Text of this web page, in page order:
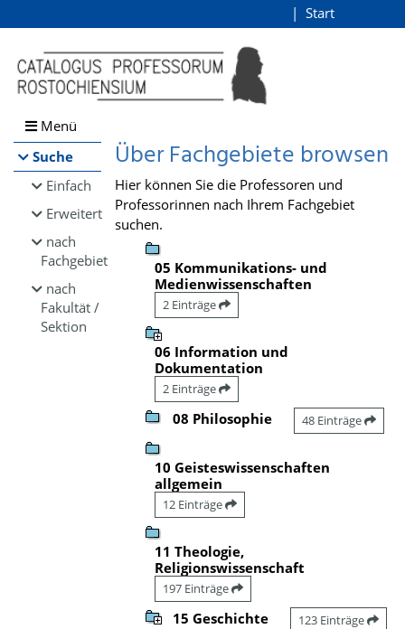
Browsen
direkt zum Inhalt
Start
Menü
Suche
Einfach
Erweitert
nach
Fachgebiet
nach
Fakultät /
Sektion
Über Fachgebiete browsen
Hier können Sie die Professoren und
Professorinnen nach Ihrem Fachgebiet
suchen.
05 Kommunikations- und
Medienwissenschaften
2 Einträge
06 Information und
Dokumentation
2 Einträge
08 Philosophie 48 Einträge
10 Geisteswissenschaften
allgemein
12 Einträge
11 Theologie,
Religionswissenschaft
197 Einträge
15 Geschichte 123 Einträge